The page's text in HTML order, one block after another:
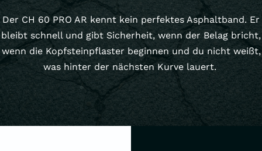
Der CH 60 PRO AR kennt kein perfektes Asphaltband. Er
bleibt schnell und gibt Sicherheit, wenn der Belag bricht,
wenn die Kopfsteinpflaster beginnen und du nicht weißt,
was hinter der nächsten Kurve lauert.